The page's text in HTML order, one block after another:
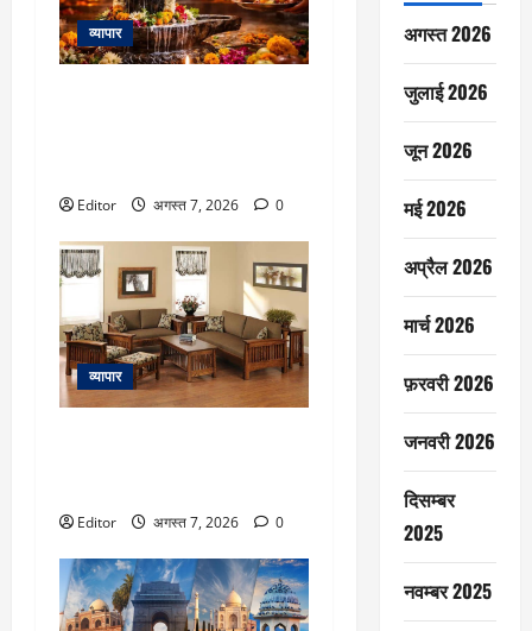
व्यापार
Editor अगस्त 7, 2026 0
व्यापार
Editor अगस्त 7, 2026 0
अगस्त 2026
जुलाई 2026
जून 2026
मई 2026
अप्रैल 2026
मार्च 2026
फ़रवरी 2026
जनवरी 2026
दिसम्बर
2025
नवम्बर 2025